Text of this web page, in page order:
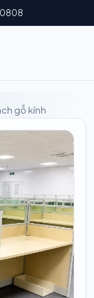
gỗ kính